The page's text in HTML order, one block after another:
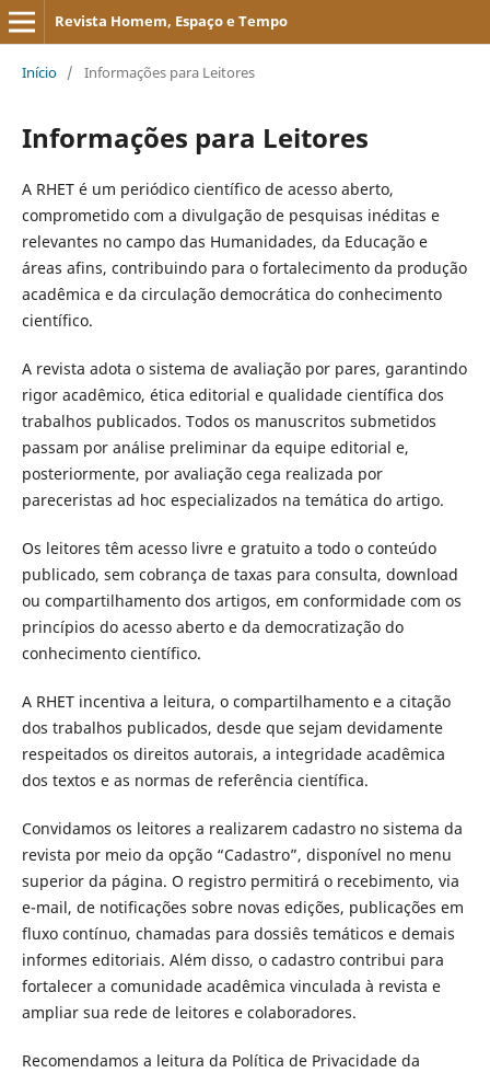
Revista Homem, Espaço e Tempo
Início / Informações para Leitores
Informações para Leitores
A RHET é um periódico científico de acesso aberto,
comprometido com a divulgação de pesquisas inéditas e
relevantes no campo das Humanidades, da Educação e
áreas afins, contribuindo para o fortalecimento da produção
acadêmica e da circulação democrática do conhecimento
científico.
A revista adota o sistema de avaliação por pares, garantindo
rigor acadêmico, ética editorial e qualidade científica dos
trabalhos publicados. Todos os manuscritos submetidos
passam por análise preliminar da equipe editorial e,
posteriormente, por avaliação cega realizada por
pareceristas ad hoc especializados na temática do artigo.
Os leitores têm acesso livre e gratuito a todo o conteúdo
publicado, sem cobrança de taxas para consulta, download
ou compartilhamento dos artigos, em conformidade com os
princípios do acesso aberto e da democratização do
conhecimento científico.
A RHET incentiva a leitura, o compartilhamento e a citação
dos trabalhos publicados, desde que sejam devidamente
respeitados os direitos autorais, a integridade acadêmica
dos textos e as normas de referência científica.
Convidamos os leitores a realizarem cadastro no sistema da
revista por meio da opção “Cadastro”, disponível no menu
superior da página. O registro permitirá o recebimento, via
e-mail, de notificações sobre novas edições, publicações em
fluxo contínuo, chamadas para dossiês temáticos e demais
informes editoriais. Além disso, o cadastro contribui para
fortalecer a comunidade acadêmica vinculada à revista e
ampliar sua rede de leitores e colaboradores.
Recomendamos a leitura da Política de Privacidade da